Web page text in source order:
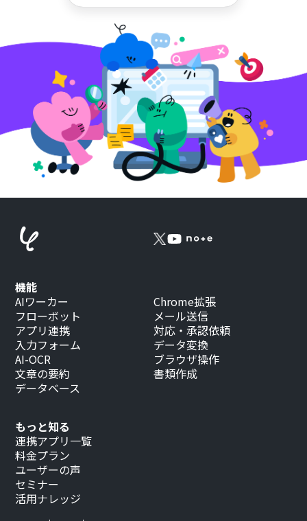
もっと知る
連携アプリ一覧
料金プラン
ユーザーの声
セミナー
活用ナレッジ
機能
AIワーカー
フローボット
アプリ連携
入力フォーム
AI-OCR
文章の要約
データベース
Chrome拡張
メール送信
対応・承認依頼
データ変換
ブラウザ操作
書類作成